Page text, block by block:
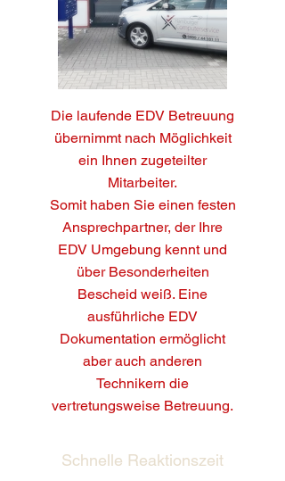
Die laufende EDV Betreuung
übernimmt nach Möglichkeit
ein Ihnen zugeteilter
Mitarbeiter.
Somit haben Sie einen festen
Ansprechpartner, der Ihre
EDV Umgebung kennt und
über Besonderheiten
Bescheid weiß. Eine
ausführliche EDV
Dokumentation ermöglicht
aber auch anderen
Technikern die
vertretungsweise Betreuung.
Schnelle Reaktionszeit